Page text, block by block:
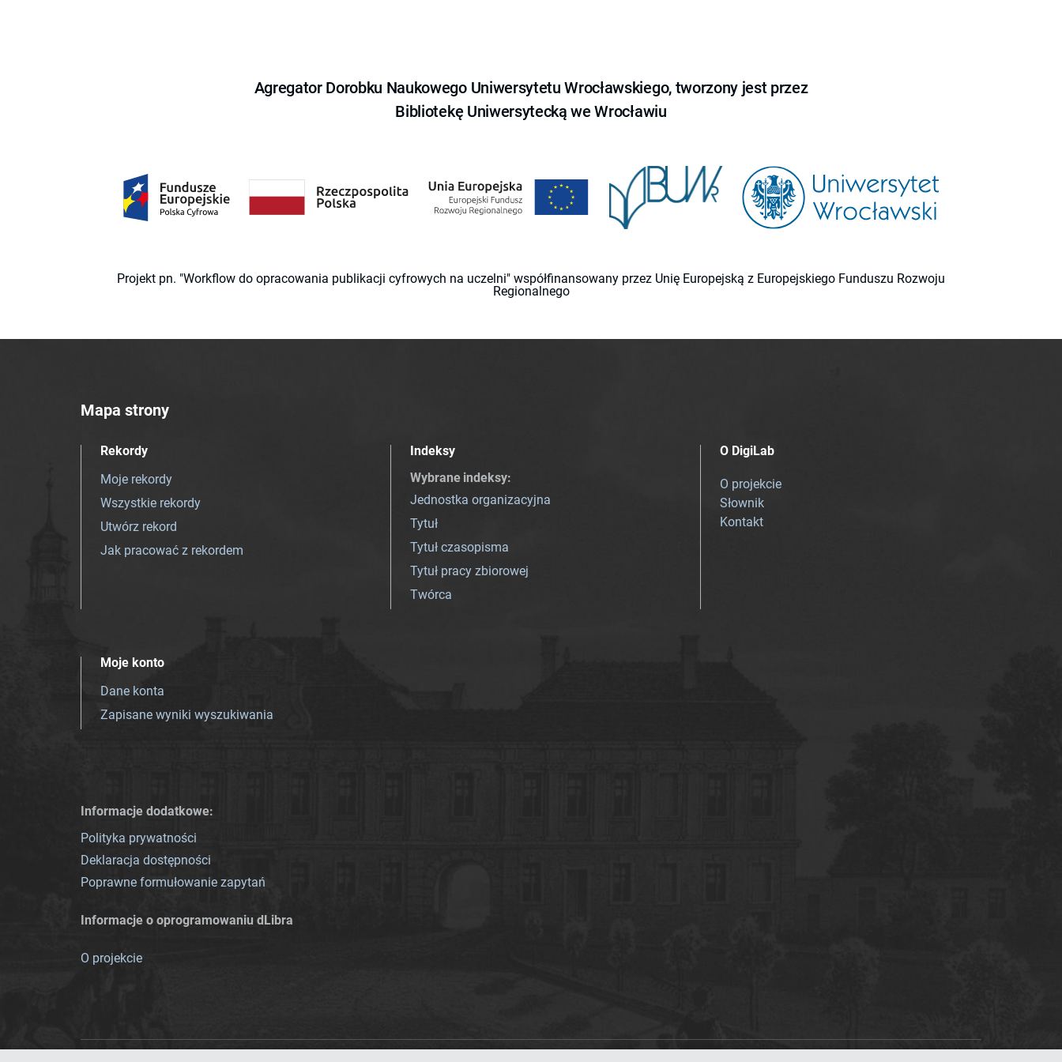
Agregator Dorobku Naukowego Uniwersytetu Wrocławskiego, tworzony jest przez
Bibliotekę Uniwersytecką we Wrocławiu
Projekt pn. "Workflow do opracowania publikacji cyfrowych na uczelni" współfinansowany przez Unię Europejską z Europejskiego Funduszu Rozwoju
Regionalnego
Mapa strony
Rekordy
Moje rekordy
Wszystkie rekordy
Utwórz rekord
Jak pracować z rekordem
Indeksy
Wybrane indeksy:
Jednostka organizacyjna
Tytuł
Tytuł czasopisma
Tytuł pracy zbiorowej
Twórca
O DigiLab
O projekcie
Słownik
Kontakt
Moje konto
Dane konta
Zapisane wyniki wyszukiwania
Informacje dodatkowe:
Polityka prywatności
Deklaracja dostępności
Poprawne formułowanie zapytań
Informacje o oprogramowaniu dLibra
O projekcie